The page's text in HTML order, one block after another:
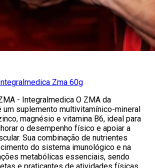
Zma 60g
- Integralmedica O ZMA da
um suplemento multivitamínico-mineral
magnésio e vitamina B6, ideal para
o desempenho físico e apoiar a
Sua combinação de nutrientes
do sistema imunológico e na
metabólicas essenciais, sendo